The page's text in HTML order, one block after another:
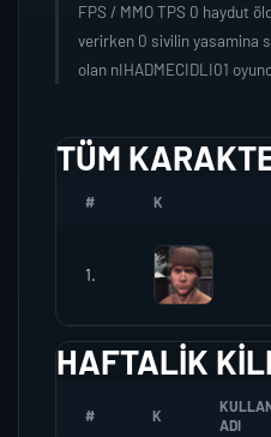
FPS / MMO TPS 0 haydut
verirken 0 sivilin yasamina
olan nIHADMECIDLI01
TÜM
# K
1.
HAFTALIK
# K
ADI